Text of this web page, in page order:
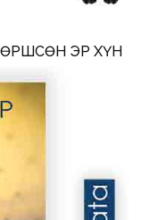
ЭР ХҮН